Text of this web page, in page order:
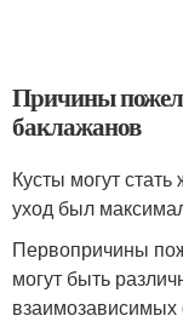
Причины
баклажанов
Кусты могут
уход был
Первопричины
могут быть
взаимозависимых